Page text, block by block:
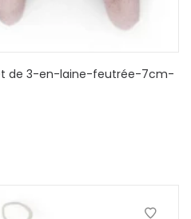
de 3-en-laine-feutrée-7cm-